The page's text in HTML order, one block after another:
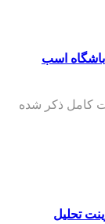
اسب
کامل ذکر شده
تحلیل